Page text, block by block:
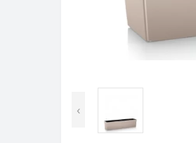
‹